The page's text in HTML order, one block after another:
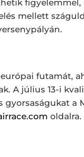
figyelemmel,
mellett
futamát,
A július 13-i
a
oldalra.